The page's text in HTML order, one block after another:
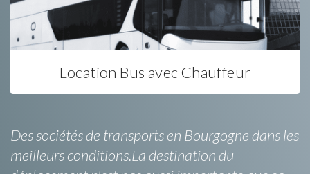
Location Bus avec Chauffeur
Des sociétés de transports en Bourgogne dans les
meilleurs conditions.La destination du